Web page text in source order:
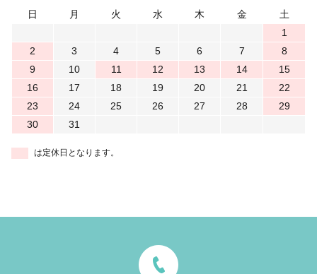
日
月 火 水 木 金
土
1
2
3 4 5 6 7
8
9
10 11 12 13 14
15
16
17 18 19 20 21
22
23
24 25 26 27 28
29
30
31
は定休日となります。